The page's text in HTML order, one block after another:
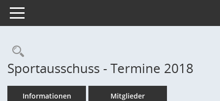
Toggle navigation
Rechercheauswahl
Sportausschuss - Termine 2018
Informationen Mitglieder